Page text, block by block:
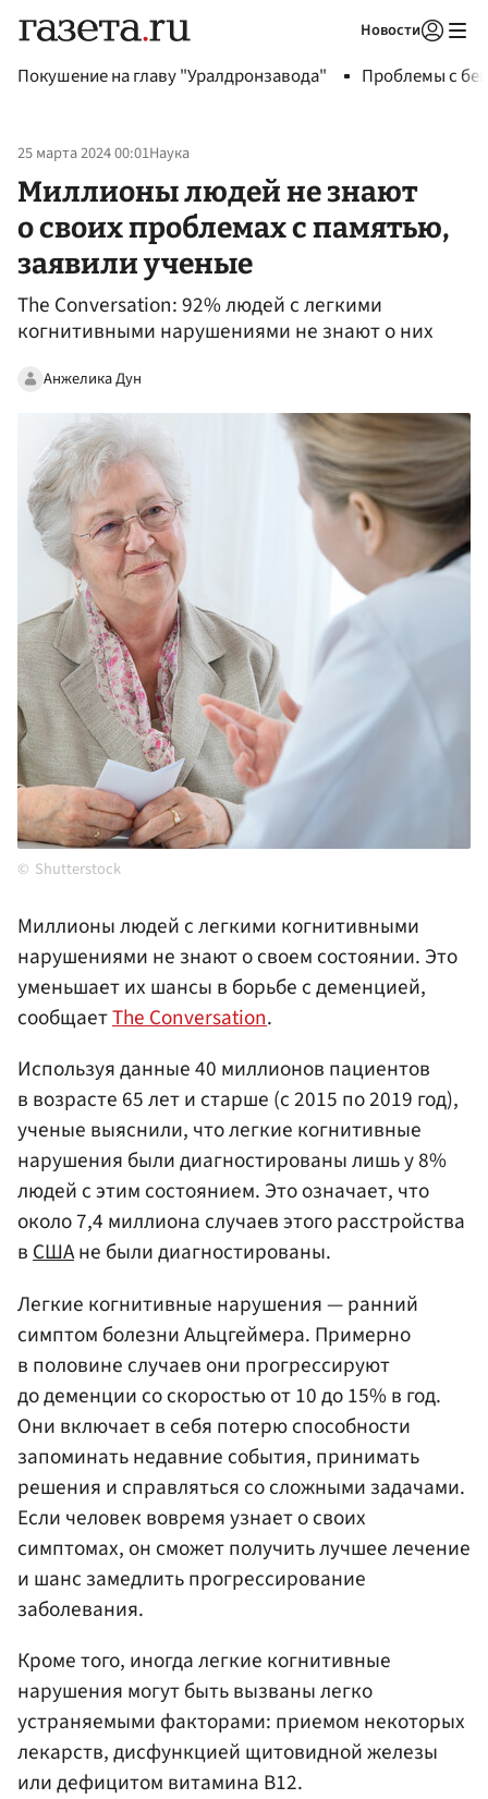
Новости
Покушение на главу "Уралдронзавода" Проблемы с
25 марта 2024 00:01Наука
Миллионы людей не знают
о своих проблемах с памятью,
заявили ученые
The Conversation: 92% людей с легкими
когнитивными нарушениями не знают о них
Анжелика Дун
Shutterstock
Миллионы людей с легкими когнитивными
нарушениями не знают о своем состоянии. Это
уменьшает их шансы в борьбе с деменцией,
сообщаетThe Conversation.
Используя данные 40 миллионов пациентов
в возрасте 65 лет и старше (с 2015 по 2019 год),
ученые выяснили, что легкие когнитивные
нарушения были диагностированы лишь у 8%
людей с этим состоянием. Это означает, что
около 7,4 миллиона случаев этого расстройства
вСШАне были диагностированы.
Легкие когнитивные нарушения — ранний
симптом болезни Альцгеймера. Примерно
в половине случаев они прогрессируют
до деменции со скоростью от 10 до 15% в год.
Они включает в себя потерю способности
запоминать недавние события, принимать
решения и справляться со сложными задачами.
Если человек вовремя узнает о своих
симптомах, он сможет получить лучшее лечение
и шанс замедлить прогрессирование
заболевания.
Кроме того, иногда легкие когнитивные
нарушения могут быть вызваны легко
устраняемыми факторами: приемом некоторых
лекарств, дисфункцией щитовидной железы
или дефицитом витамина B12.